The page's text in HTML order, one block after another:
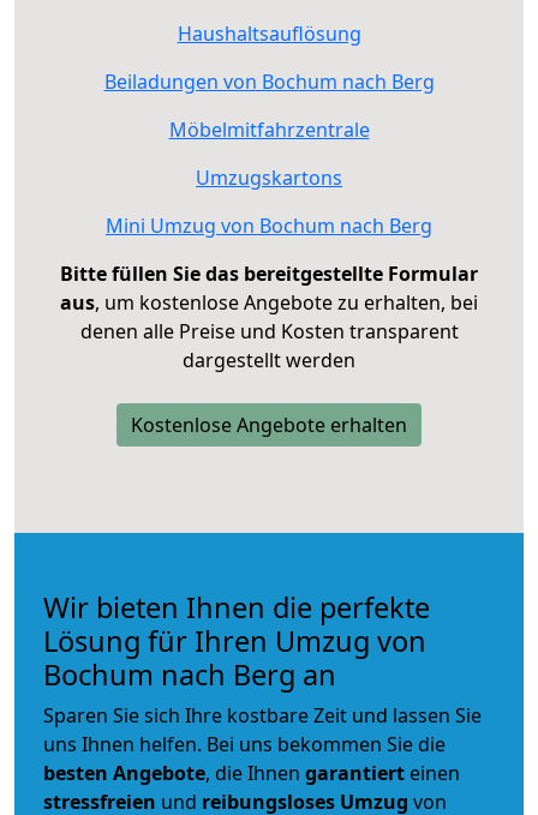
Haushaltsauflösung
Beiladungen von Bochum nach Berg
Möbelmitfahrzentrale
Umzugskartons
Mini Umzug von Bochum nach Berg
Bitte füllen Sie das bereitgestellte Formular
aus, um kostenlose Angebote zu erhalten, bei
denen alle Preise und Kosten transparent
dargestellt werden
Kostenlose Angebote erhalten
Wir bieten Ihnen die perfekte
Lösung für Ihren Umzug von
Bochum nach Berg an
Sparen Sie sich Ihre kostbare Zeit und lassen Sie
uns Ihnen helfen. Bei uns bekommen Sie die
besten Angebote, die Ihnen garantiert einen
stressfreien und reibungsloses Umzug von